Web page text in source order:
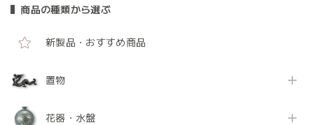
商品の種類から選ぶ
新製品・おすすめ商品
置物
花器・水盤